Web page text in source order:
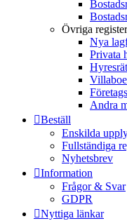
Övriga register
Nya
Privata
Andra
Beställ
Enskilda
Fullständiga
Nyhetsbrev
Information
Frågor & Svar
GDPR
Nyttiga länkar